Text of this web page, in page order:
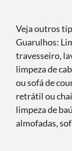
Veja outros
Guarulhos:
travesseiro,
limpeza de
ou sofá de
retrátil ou
limpeza de
almofadas,